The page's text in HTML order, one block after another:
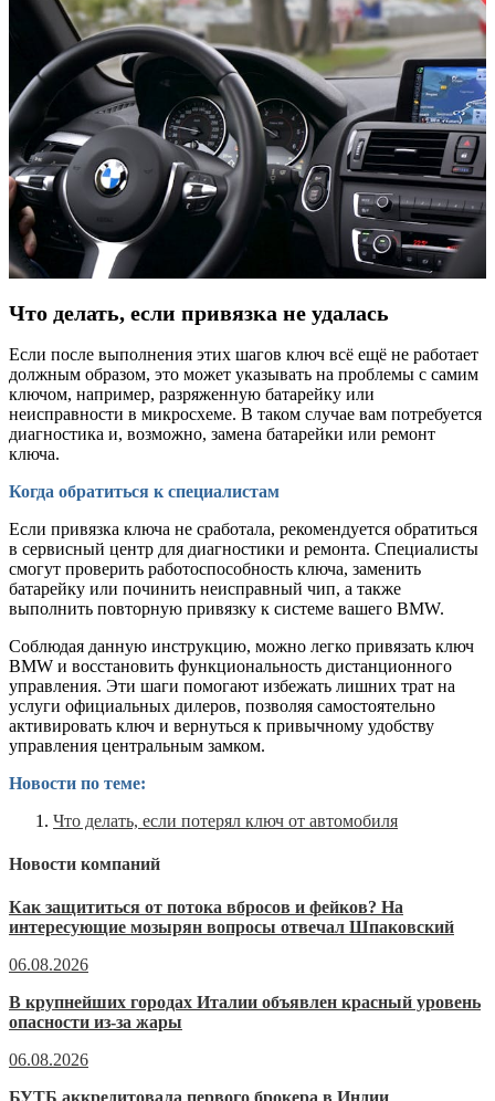
Что делать, если привязка не удалась
Если после выполнения этих шагов ключ всё ещё не работает
должным образом, это может указывать на проблемы с самим
ключом, например, разряженную батарейку или
неисправности в микросхеме. В таком случае вам потребуется
диагностика и, возможно, замена батарейки или ремонт
ключа.
Когда обратиться к специалистам
Если привязка ключа не сработала, рекомендуется обратиться
в сервисный центр для диагностики и ремонта. Специалисты
смогут проверить работоспособность ключа, заменить
батарейку или починить неисправный чип, а также
выполнить повторную привязку к системе вашего BMW.
Соблюдая данную инструкцию, можно легко привязать ключ
BMW и восстановить функциональность дистанционного
управления. Эти шаги помогают избежать лишних трат на
услуги официальных дилеров, позволяя самостоятельно
активировать ключ и вернуться к привычному удобству
управления центральным замком.
Новости по теме:
Что делать, если потерял ключ от автомобиля
Новости компаний
Как защититься от потока вбросов и фейков? На
интересующие мозырян вопросы отвечал Шпаковский
06.08.2026
В крупнейших городах Италии объявлен красный уровень
опасности из-за жары
06.08.2026